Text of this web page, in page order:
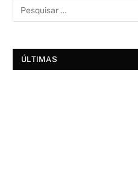
ÚLTIMAS